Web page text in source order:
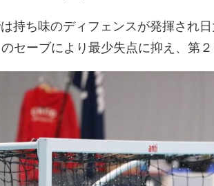
持ち味のディフェンスが発揮され
セーブにより最少失点に抑え、第